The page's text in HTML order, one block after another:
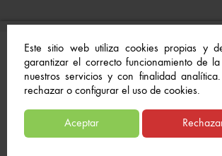
Este sitio web utiliza cookies propias y
garantizar el correcto funcionamiento de
nuestros servicios y con finalidad
rechazar o configurar el uso de cookies.
Aceptar
© 2021-2022 Koala Vila™. Todos